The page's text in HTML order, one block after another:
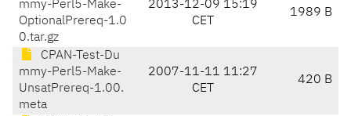
mmy-Perl5-Make-
OptionalPrereq-1.0
0.tar.gz
2013-12-09 15:19
CET
1989 B
CPAN-Test-Du
mmy-Perl5-Make-
UnsatPrereq-1.00.
meta
2007-11-11 11:27
CET
420 B